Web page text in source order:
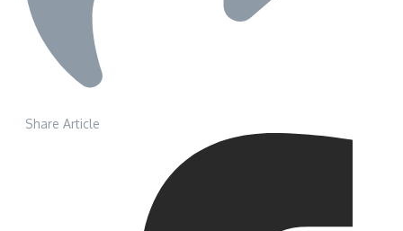
Share Article